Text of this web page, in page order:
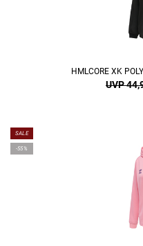
HMLCORE XK
UVP
SALE
-55%